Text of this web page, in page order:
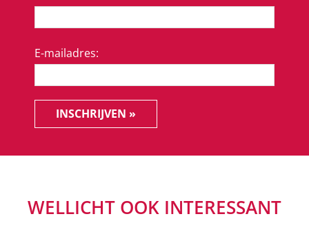
E-mailadres:
INSCHRIJVEN »
WELLICHT OOK INTERESSANT